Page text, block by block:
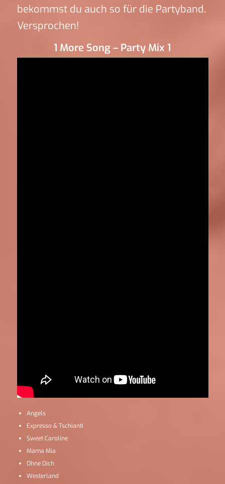
bekommst du auch so für die Partyband.
Versprochen!
1 More Song – Party Mix 1
Angels
Expresso & Tschianti
Sweet Caroline
Mama Mia
Ohne Dich
Westerland